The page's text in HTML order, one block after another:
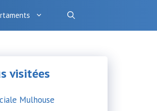
visitées
Mulhouse